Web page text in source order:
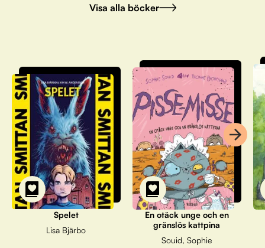
Visa alla böcker
Spelet
Lisa Bjärbo
En otäck unge och en
gränslös kattpina
Souid, Sophie